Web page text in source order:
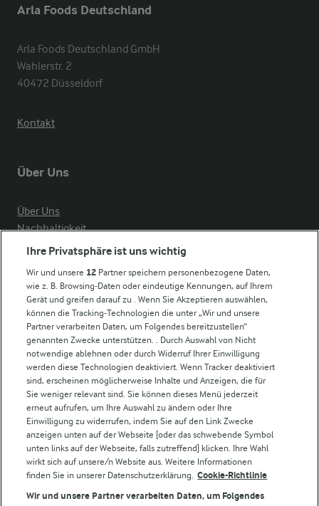
Arla Foods Deutschland
Arla Foods Deutschland GmbH
Wahlerstr. 2
40472 Düsseldorf
Kontakt
Über Uns
Über Uns
Nachhaltigkeit
Compliance
Arla in anderen Ländern
Weitere Arla Websites
Castello
Lurpak
Arla Pro
Für unsere Landwirt:innen
Folge uns!
Ihre Privatsphäre ist uns wichtig
Wir und unsere 12 Partner speichern personenbezogene Daten,
wie z. B. Browsing-Daten oder eindeutige Kennungen, auf Ihrem
Gerät und greifen darauf zu . Wenn Sie Akzeptieren auswählen,
können die Tracking-Technologien die unter „Wir und unsere
Partner verarbeiten Daten, um Folgendes bereitzustellen“
genannten Zwecke unterstützen. . Durch Auswahl von Nicht
notwendige ablehnen oder durch Widerruf Ihrer Einwilligung
werden diese Technologien deaktiviert. Wenn Tracker deaktiviert
sind, erscheinen möglicherweise Inhalte und Anzeigen, die für
Sie weniger relevant sind. Sie können dieses Menü jederzeit
erneut aufrufen, um Ihre Auswahl zu ändern oder Ihre
Einwilligung zu widerrufen, indem Sie auf den Link Zwecke
anzeigen unten auf der Webseite [oder das schwebende Symbol
unten links auf der Webseite, falls zutreffend] klicken. Ihre Wahl
wirkt sich auf unsere/n Website aus. Weitere Informationen
finden Sie in unserer Datenschutzerklärung. Cookie-Richtlinie
Wir und unsere Partner verarbeiten Daten, um Folgendes